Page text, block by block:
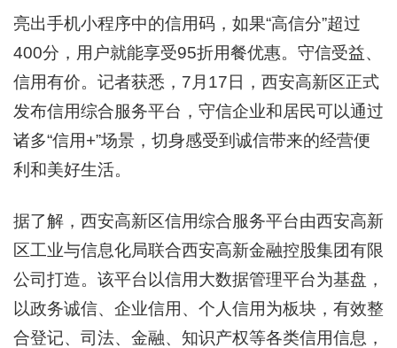
亮出手机小程序中的信用码，如果“高信分”超过
400分，用户就能享受95折用餐优惠。守信受益、
信用有价。记者获悉，7月17日，西安高新区正式
发布信用综合服务平台，守信企业和居民可以通过
诸多“信用+”场景，切身感受到诚信带来的经营便
利和美好生活。
据了解，西安高新区信用综合服务平台由西安高新
区工业与信息化局联合西安高新金融控股集团有限
公司打造。该平台以信用大数据管理平台为基盘，
以政务诚信、企业信用、个人信用为板块，有效整
合登记、司法、金融、知识产权等各类信用信息，